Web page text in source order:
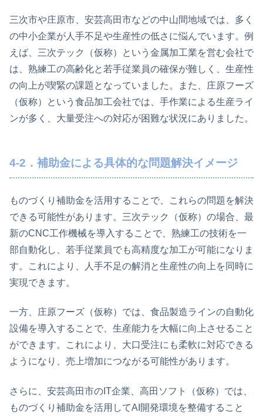
三次市や庄原市、安芸高田市などの中山間地域では、多く
の中小企業が人手不足や生産性の低さに悩んでいます。例
えば、三次テック（仮称）という金属加工業を営む会社で
は、熟練工の高齢化と若手従業員の確保が難しく、生産性
の向上が喫緊の課題となっていました。また、庄原フーズ
（仮称）という食品加工会社では、手作業による生産ライ
ンが多く、大量受注への対応が困難な状況にありました。
4-2．補助金による具体的な問題解決イメージ
ものづくり補助金を活用することで、これらの問題を解決
できる可能性があります。三次テック（仮称）の場合、最
新のCNC工作機械を導入することで、熟練工の技術を一
部自動化し、若手従業員でも高精度な加工が可能になりま
す。これにより、人手不足の解消と生産性の向上を同時に
実現できます。
一方、庄原フーズ（仮称）では、食品製造ラインの自動化
設備を導入することで、生産能力を大幅に向上させること
ができます。これにより、大口受注にも柔軟に対応できる
ようになり、売上増加につながる可能性があります。
さらに、安芸高田市のIT企業、高田ソフト（仮称）では、
ものづくり補助金を活用してAI開発環境を整備すること